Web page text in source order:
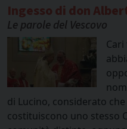
Ingesso di don
Le parole del Vescovo
di Lucino, considerato
costituiscono uno stesso